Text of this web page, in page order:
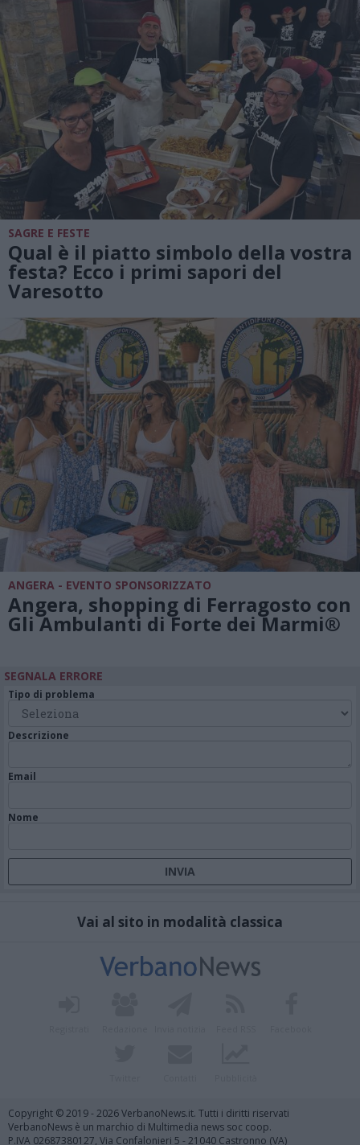
SAGRE E FESTE
Qual è il piatto simbolo della vostra
festa? Ecco i primi sapori del
Varesotto
ANGERA - EVENTO SPONSORIZZATO
Angera, shopping di Ferragosto con
Gli Ambulanti di Forte dei Marmi®
SEGNALA ERRORE
Tipo di problema
Descrizione
Email
Nome
Vai al sito in modalità classica
Copyright © 2019 - 2026 VerbanoNews.it. Tutti i diritti riservati
VerbanoNews è un marchio di Multimedia news soc coop.
P.IVA 02687380127, Via Confalonieri 5 - 21040 Castronno (VA)